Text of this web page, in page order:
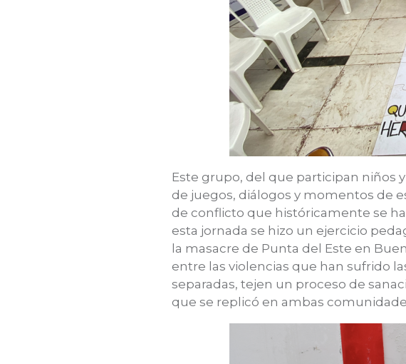
Este grupo, del que participan niños
de juegos, diálogos y momentos de
de conflicto que históricamente se
esta jornada se hizo un ejercicio
la masacre de Punta del Este en
entre las violencias que han sufrido
separadas, tejen un proceso de
que se replicó en ambas